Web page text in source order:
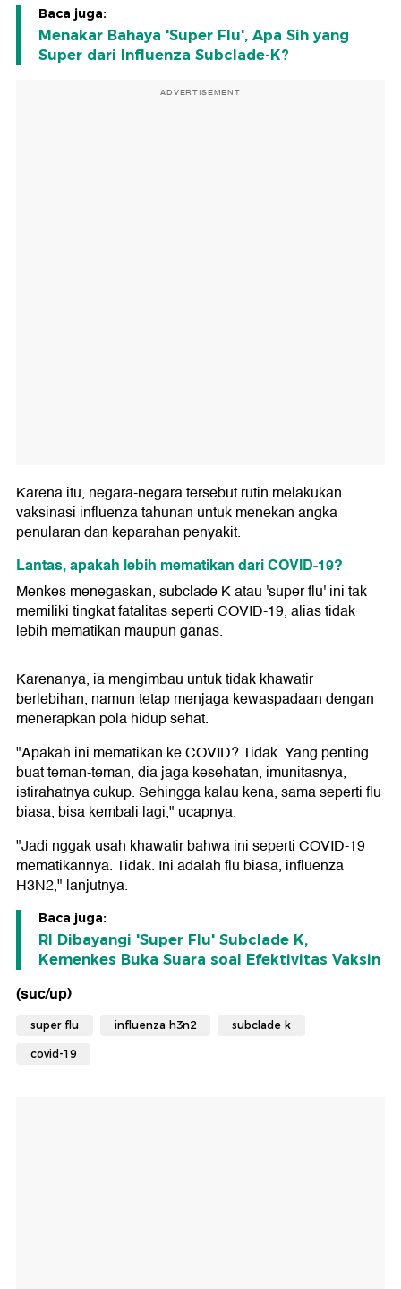
Baca juga:
Menakar Bahaya 'Super Flu', Apa Sih yang
Super dari Influenza Subclade-K?
ADVERTISEMENT
Karena itu, negara-negara tersebut rutin melakukan
vaksinasi influenza tahunan untuk menekan angka
penularan dan keparahan penyakit.
Lantas, apakah lebih mematikan dari COVID-19?
Menkes menegaskan, subclade K atau 'super flu' ini tak
memiliki tingkat fatalitas seperti COVID-19, alias tidak
lebih mematikan maupun ganas.
Karenanya, ia mengimbau untuk tidak khawatir
berlebihan, namun tetap menjaga kewaspadaan dengan
menerapkan pola hidup sehat.
"Apakah ini mematikan ke COVID? Tidak. Yang penting
buat teman-teman, dia jaga kesehatan, imunitasnya,
istirahatnya cukup. Sehingga kalau kena, sama seperti flu
biasa, bisa kembali lagi," ucapnya.
"Jadi nggak usah khawatir bahwa ini seperti COVID-19
mematikannya. Tidak. Ini adalah flu biasa, influenza
H3N2," lanjutnya.
Baca juga:
RI Dibayangi 'Super Flu' Subclade K,
Kemenkes Buka Suara soal Efektivitas Vaksin
(suc/up)
super flu influenza h3n2 subclade k
covid-19